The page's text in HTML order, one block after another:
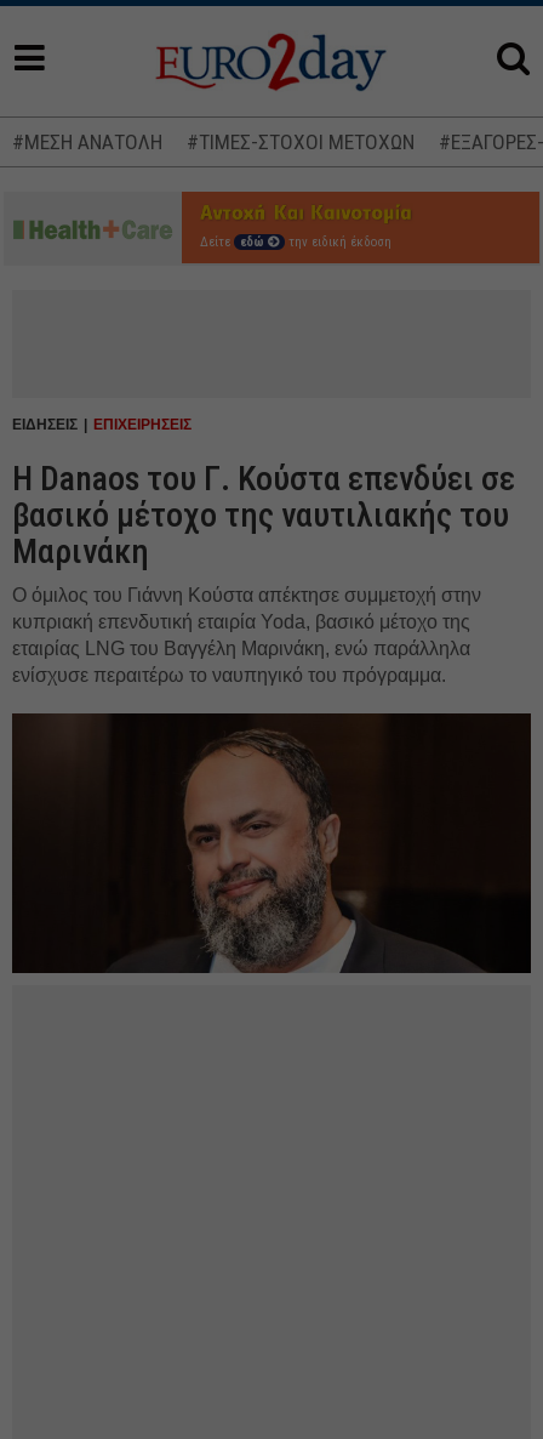
#ΜΕΣΗ ΑΝΑΤΟΛΗ #ΤΙΜΕΣ-ΣΤΟΧΟΙ ΜΕΤΟΧΩΝ
Δείτε εδώ την ειδική έκδοση
ΕΙΔΗΣΕΙΣ ΕΠΙΧΕΙΡΗΣΕΙΣ
Η Danaos του Γ. Κούστα επενδύει σε
βασικό μέτοχο της ναυτιλιακής του
Μαρινάκη
Ο όμιλος του Γιάννη Κούστα απέκτησε συμμετοχή στην
κυπριακή επενδυτική εταιρία Yoda, βασικό μέτοχο της
εταιρίας LNG του Βαγγέλη Μαρινάκη, ενώ παράλληλα
ενίσχυσε περαιτέρω το ναυπηγικό του πρόγραμμα.